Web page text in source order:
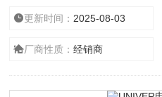
压力和方向。气控阀的主要组成部
行器（气缸）、位置感应器和控
统的气压信号，UNIVER气控阀通
更新时间： 2025-08-03
厂商性质：经销商